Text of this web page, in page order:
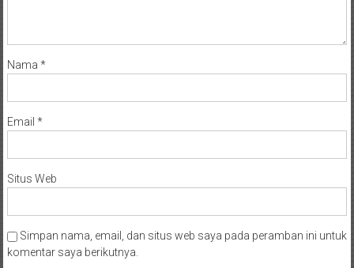
Nama *
Email *
Situs Web
Simpan nama, email, dan situs web saya pada peramban ini untuk
komentar saya berikutnya.